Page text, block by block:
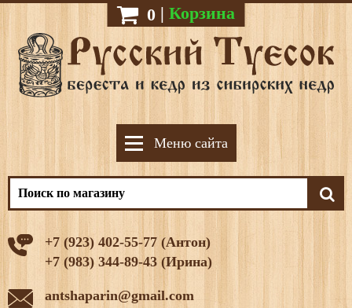
0 | Корзина
Меню сайта
+7 (923) 402-55-77 (Антон)
+7 (983) 344-89-43 (Ирина)
antshaparin@gmail.com